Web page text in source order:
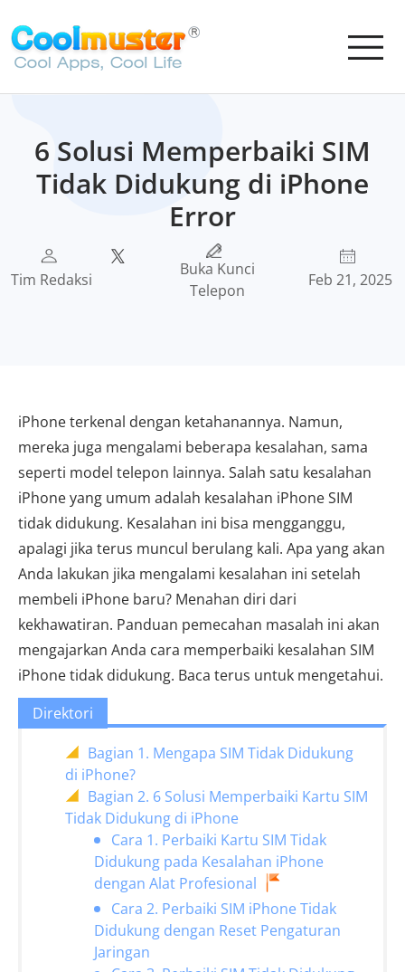
6 Solusi Memperbaiki SIM
Tidak Didukung di iPhone
Error
Tim Redaksi
Buka Kunci
Telepon
Feb 21, 2025
iPhone terkenal dengan ketahanannya. Namun,
mereka juga mengalami beberapa kesalahan, sama
seperti model telepon lainnya. Salah satu kesalahan
iPhone yang umum adalah kesalahan iPhone SIM
tidak didukung. Kesalahan ini bisa mengganggu,
apalagi jika terus muncul berulang kali. Apa yang akan
Anda lakukan jika mengalami kesalahan ini setelah
membeli iPhone baru? Menahan diri dari
kekhawatiran. Panduan pemecahan masalah ini akan
mengajarkan Anda cara memperbaiki kesalahan SIM
iPhone tidak didukung. Baca terus untuk mengetahui.
Direktori
Bagian 1. Mengapa SIM Tidak Didukung
di iPhone?
Bagian 2. 6 Solusi Memperbaiki Kartu SIM
Tidak Didukung di iPhone
Cara 1. Perbaiki Kartu SIM Tidak
Didukung pada Kesalahan iPhone
dengan Alat Profesional
Cara 2. Perbaiki SIM iPhone Tidak
Didukung dengan Reset Pengaturan
Jaringan